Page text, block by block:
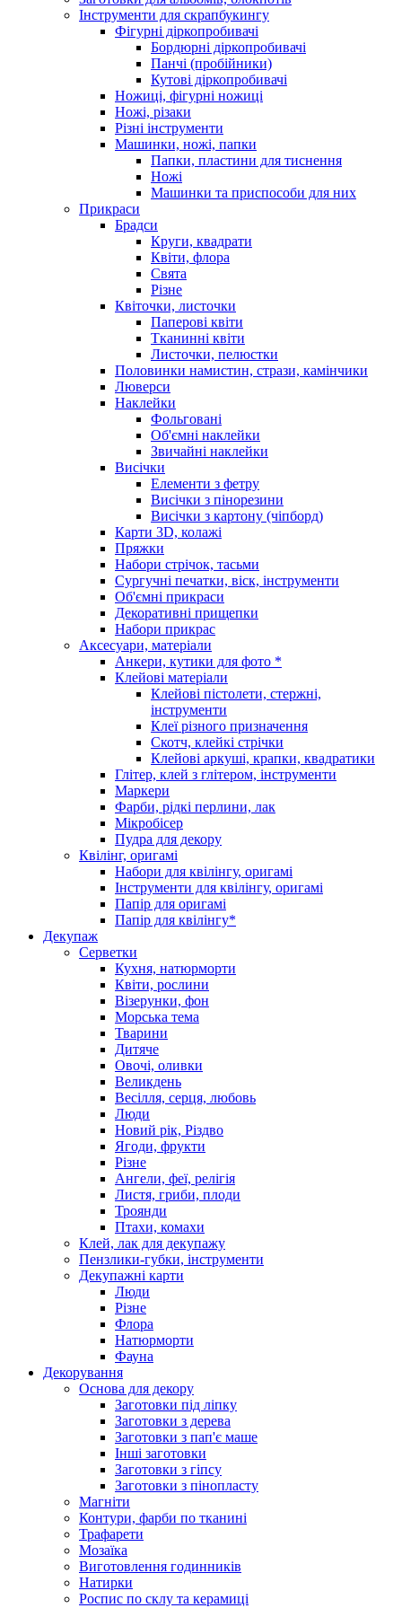
Інструменти для скрапбукингу
Фігурні діркопробивачі
Бордюрні діркопробивачі
Панчі (пробійники)
Кутові діркопробивачі
Ножиці, фігурні ножиці
Ножі, різаки
Різні інструменти
Машинки, ножі, папки
Папки, пластини для тиснення
Ножі
Машинки та приспособи для них
Прикраси
Брадси
Круги, квадрати
Квіти, флора
Свята
Різне
Квіточки, листочки
Паперові квіти
Тканинні квіти
Листочки, пелюстки
Половинки намистин, стрази, камінчики
Люверси
Наклейки
Фольговані
Об'ємні наклейки
Звичайні наклейки
Висічки
Елементи з фетру
Висічки з пінорезини
Висічки з картону (чіпборд)
Карти 3D, колажі
Пряжки
Набори стрічок, тасьми
Сургучні печатки, віск, інструменти
Об'ємні прикраси
Декоративні прищепки
Набори прикрас
Аксесуари, матеріали
Анкери, кутики для фото *
Клейові матеріали
Клейові пістолети, стержні,
інструменти
Клеї різного призначення
Скотч, клейкі стрічки
Клейові аркуші, крапки, квадратики
Глітер, клей з глітером, інструменти
Маркери
Фарби, рідкі перлини, лак
Мікробісер
Пудра для декору
Квілінг, оригамі
Набори для квілінгу, оригамі
Інструменти для квілінгу, оригамі
Папір для оригамі
Папір для квілінгу*
Декупаж
Серветки
Кухня, натюрморти
Квіти, рослини
Візерунки, фон
Морська тема
Тварини
Дитяче
Овочі, оливки
Великдень
Весілля, серця, любовь
Люди
Новий рік, Різдво
Ягоди, фрукти
Різне
Ангели, феї, релігія
Листя, гриби, плоди
Троянди
Птахи, комахи
Клей, лак для декупажу
Пензлики-губки, інструменти
Декупажні карти
Люди
Різне
Флора
Натюрморти
Фауна
Декорування
Основа для декору
Заготовки під ліпку
Заготовки з дерева
Заготовки з пап'є маше
Інші заготовки
Заготовки з гіпсу
Заготовки з пінопласту
Магніти
Контури, фарби по тканині
Трафарети
Мозаїка
Виготовлення годинників
Натирки
Роспис по склу та керамиці